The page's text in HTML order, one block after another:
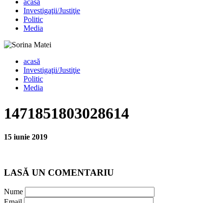
Investigaţii/Justiţie
Politic
Media
acasă
Investigaţii/Justiţie
Politic
Media
1471851803028614
15 iunie 2019
LASĂ UN COMENTARIU
Nume